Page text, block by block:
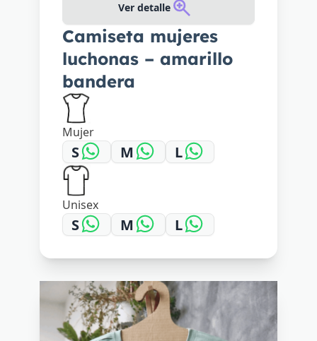
Ver detalle
Camiseta mujeres
luchonas – amarillo
bandera
Mujer
S M L
Unisex
S M L